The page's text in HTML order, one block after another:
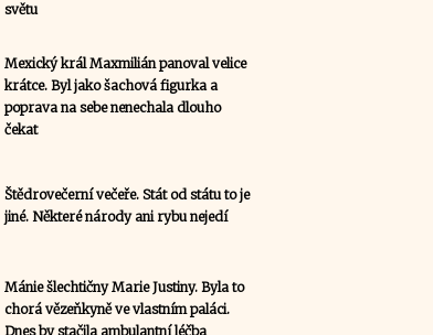
světu
Mexický král Maxmilián panoval velice
krátce. Byl jako šachová figurka a
poprava na sebe nenechala dlouho
čekat
Štědrovečerní večeře. Stát od státu to je
jiné. Některé národy ani rybu nejedí
Mánie šlechtičny Marie Justiny. Byla to
chorá vězeňkyně ve vlastním paláci.
Dnes by stačila ambulantní léčba